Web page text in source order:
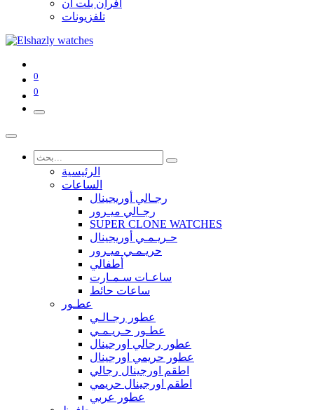
آفران بلت آن
تلفزيونات
0
0
الرئيسية
الساعات
رجـالي أوريجينال
رجـالي ميـرور
SUPER CLONE WATCHES
حـريـمـي أوريجينال
حريـمـي ميـرور
أطفالي
ساعـات سـمـارت
ساعات حائط
عطـور
عطور رجـالـي
عطـور حـريـمـي
عطور رجالي اورجينال
عطور حريمي اورجينال
اطقم اورجينال رجالي
اطقم اورجينال حريمي
عطور عربي